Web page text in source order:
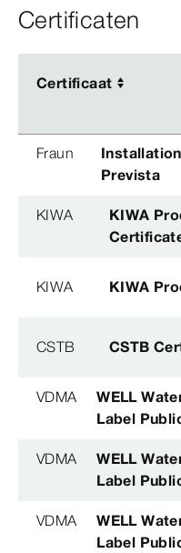
Certificaten
Certificaat
Certificaat
Fraun
Prevista
KIWA
KIWA
KIWA KIWA
CSTB CSTB
VDMA
WELL
Label
VDMA
WELL
Label
VDMA
WELL
Label